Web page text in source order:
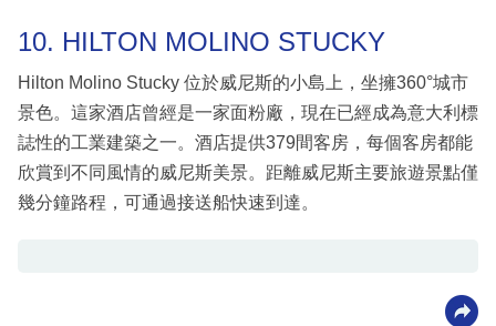
10. HILTON MOLINO STUCKY
Hilton Molino Stucky 位於威尼斯的小島上，坐擁360°城市
景色。這家酒店曾經是一家面粉廠，現在已經成為意大利標
誌性的工業建築之一。酒店提供379間客房，每個客房都能
欣賞到不同風情的威尼斯美景。距離威尼斯主要旅遊景點僅
幾分鐘路程，可通過接送船快速到達。